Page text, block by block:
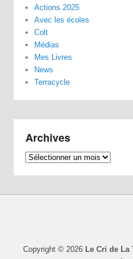
Actions 2025
Avec les écoles
Colt
Médias
Mes Livres
News
Terracycle
Archives
Archives
Copyright © 2026 Le Cri de La